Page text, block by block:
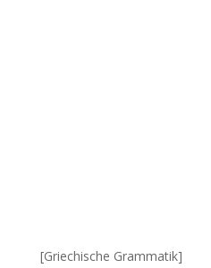
[Griechische Grammatik]